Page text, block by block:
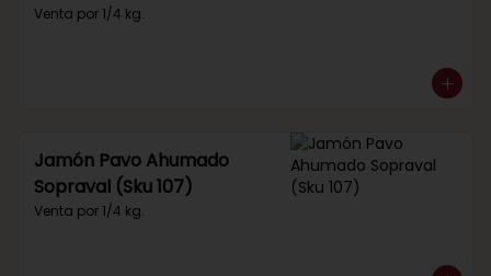
Venta por 1/4 kg.
Jamón Pavo Ahumado
Sopraval (Sku 107)
Venta por 1/4 kg.